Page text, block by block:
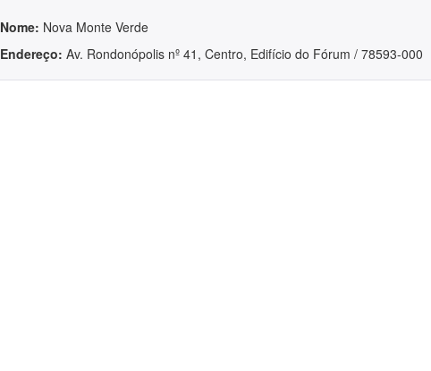
Nome: Nova Monte Verde
Endereço: Av. Rondonópolis nº 41, Centro, Edifício do Fórum / 78593-000